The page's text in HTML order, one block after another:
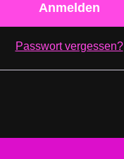
Anmelden
Passwort vergessen?